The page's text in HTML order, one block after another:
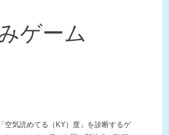
ゲーム
空気読めてる（KY）度」を診断するゲ